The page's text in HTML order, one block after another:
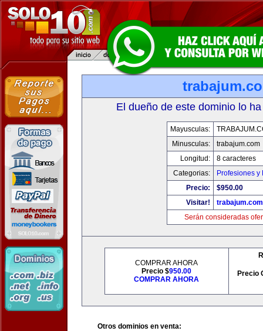
El dueño de este dominio lo
Mayusculas:
Minusculas:
trabajum.com
Longitud:
8 caracteres
Categorias:
Profesiones y
Precio:
$950.00
Visitar!
trabajum.com
Serán consideradas
COMPRAR AHORA
Precio $950.00
COMPRAR AHORA
Precio
Otros dominios en venta: